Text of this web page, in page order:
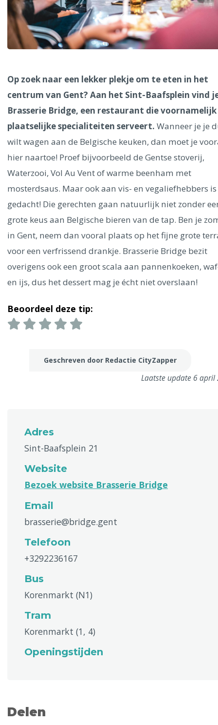
Dresden
Ålesund
Berlijn
Florence
Dublin
Hong Kong München Wenen Budapest
Madrid
Vancouver
Alles bekijken
Op zoek naar een lekker plekje om te eten in het
centrum van Gent? Aan het Sint-Baafsplein vind
Brasserie Bridge, een restaurant die voornamelijk
plaatselijke specialiteiten serveert. Wanneer je je
wilt wagen aan de Belgische keuken, dan moet je
hier naartoe! Proef bijvoorbeeld de Gentse stoverij,
Waterzooi, Vol Au Vent of warme beenham met
mosterdsaus. Maar ook aan vis- en vegaliefhebbers is
gedacht! Die gerechten gaan natuurlijk niet zonder
grote keus aan Belgische bieren van de tap. Ben je
in Gent, neem dan vooral plaats op het fijne grote
voor een verfrissend drankje. Brasserie Bridge bezit
overigens ook een groot scala aan pannenkoeken,
en ijs, dus het dessert mag je écht niet overslaan!
Beoordeel deze tip:
Geschreven door Redactie CityZapper
Laatste update 6 april
Adres
Sint-Baafsplein 21
Website
Bezoek website Brasserie Bridge
Email
brasserie@bridge.gent
Telefoon
+3292236167
Bus
Korenmarkt (N1)
Tram
Korenmarkt (1, 4)
Openingstijden
Delen